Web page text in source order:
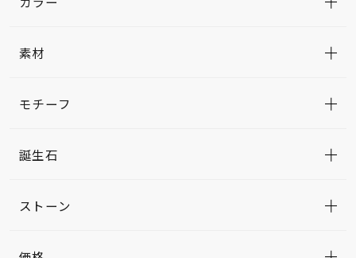
素材
モチーフ
誕生石
ストーン